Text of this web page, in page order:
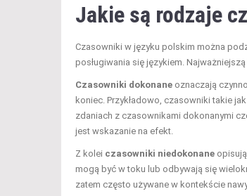
Jakie są rodzaje
Czasowniki w języku polskim można
posługiwania się językiem.
Czasowniki dokonane oznaczają
koniec. Przykładowo, czasowniki takie
zdaniach z czasownikami dokonanymi
jest wskazanie na efekt.
Z kolei czasowniki niedokonane
mogą być w toku lub odbywają się
zatem często używane w kontekście